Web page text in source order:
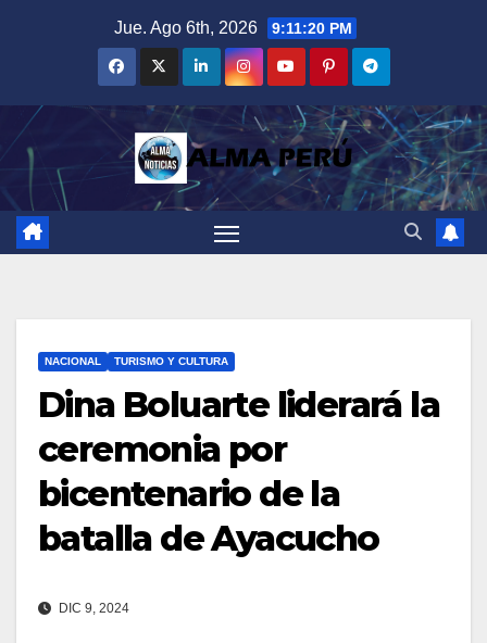
Jue. Ago 6th, 2026 9:11:21 PM
NACIONAL TURISMO Y CULTURA
Dina Boluarte liderará la
ceremonia por
bicentenario de la
batalla de Ayacucho
DIC 9, 2024